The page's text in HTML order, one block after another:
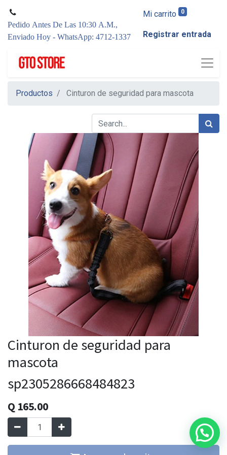
Pedido Antes De Las 10:30 A.M.,
Enviado Hoy - WhatsApp: 4712-1337
Mi carrito 0
Registrar entrada
Productos Cinturon de seguridad para mascota
Cinturon de seguridad para
mascota
sp2305286668484823
Q 165.00